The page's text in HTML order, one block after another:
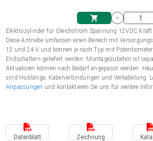
Einkaufswagen
Polski (EUR)
Norsk (NOK)
Suomi (EUR)
-
Elektrozylinder für Gleichstrom Spannung 12VDC
Diese Antriebe umfassen einen Bereich mit
12 und 24 V und können je nach Typ mit
Endschaltern geliefert werden. Montagezubehör ist
Aktuatoren können nach Bedarf angepasst werden.
sind Hublänge, Kabelverbindungen und Verkabelung.
Anpassungen und kontaktieren Sie uns für weitere
Datenblatt Zeichnung